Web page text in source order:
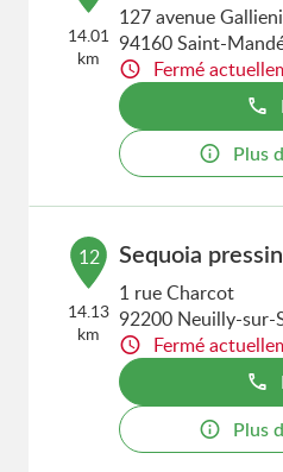
14.01
km
127 avenue Gallieni
94160 Saint-
Fermé
Plus
12
14.13
km
Sequoia
1 rue Charcot
92200 Neuilly-sur-
Fermé
Plus